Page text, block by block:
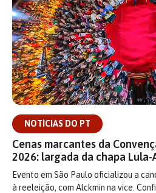
NOTÍCIAS DO PT
Cenas marcantes da
2026: largada da chapa Lula-
Evento em São Paulo oficializou a
à reeleição, com Alckmin na vice.